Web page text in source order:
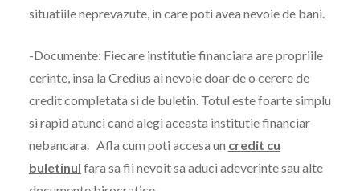
situatiile neprevazute, in care poti avea nevoie de bani.
-Documente: Fiecare institutie financiara are propriile
cerinte, insa la Credius ai nevoie doar de o cerere de
credit completata si de buletin. Totul este foarte simplu
si rapid atunci cand alegi aceasta institutie financiar
nebancara. Afla cum poti accesa un credit cu
buletinul fara sa fii nevoit sa aduci adeverinte sau alte